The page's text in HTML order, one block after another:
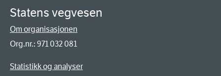
Statens vegvesen
Om organisasjonen
Org.nr.: 971 032 081
Statistikk og analyser